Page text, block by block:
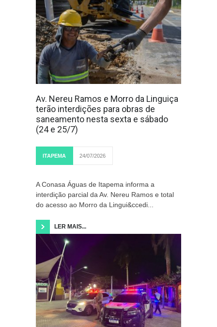
Av. Nereu Ramos e Morro da Linguiça
terão interdições para obras de
saneamento nesta sexta e sábado
(24 e 25/7)
ITAPEMA 24/07/2026
A Conasa Águas de Itapema informa a
interdição parcial da Av. Nereu Ramos e total
do acesso ao Morro da Lingui&ccedi...
LER MAIS...